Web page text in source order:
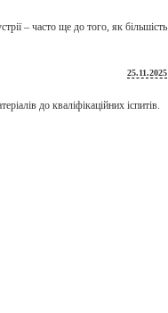
– часто ще до того, як більшість
25.11.2025
до кваліфікаційних іспитів.